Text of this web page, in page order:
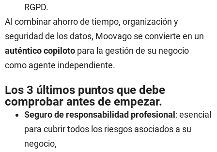
RGPD.
Al combinar ahorro de tiempo, organización y
seguridad de los datos, Moovago se convierte en un
auténtico copiloto para la gestión de su negocio
como agente independiente.
Los 3 últimos puntos que debe
comprobar antes de empezar.
Seguro de responsabilidad profesional: esencial
para cubrir todos los riesgos asociados a su
negocio,